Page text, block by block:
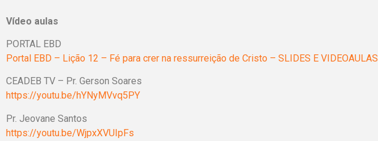
Vídeo aulas
PORTAL EBD
Portal EBD – Lição 12 – Fé para crer na ressurreição de Cristo – SLIDES E VIDEOAULAS
CEADEB TV – Pr. Gerson Soares
https://youtu.be/hYNyMVvq5PY
Pr. Jeovane Santos
https://youtu.be/WjpxXVUIpFs